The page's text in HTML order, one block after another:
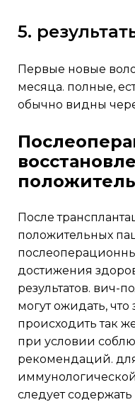
5.
первые новые волосы появляются через 3–4
месяца. полные,
обычно видны
послеоперационный уход и
после трансплантации волос у вич-
положительных
достижения
результатов. вич-
могут ожидать,
происходить так
при условии
рекомендаций.
следует